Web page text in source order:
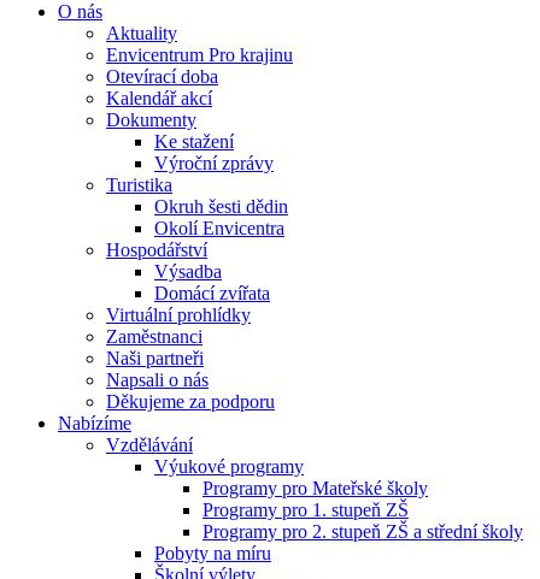
O nás
Aktuality
Envicentrum Pro krajinu
Otevírací doba
Kalendář akcí
Dokumenty
Ke stažení
Výroční zprávy
Turistika
Okruh šesti dědin
Okolí Envicentra
Hospodářství
Výsadba
Domácí zvířata
Virtuální prohlídky
Zaměstnanci
Naši partneři
Napsali o nás
Děkujeme za podporu
Nabízíme
Vzdělávání
Výukové programy
Programy pro Mateřské školy
Programy pro 1. stupeň ZŠ
Programy pro 2. stupeň ZŠ a střední školy
Pobyty na míru
Školní výlety